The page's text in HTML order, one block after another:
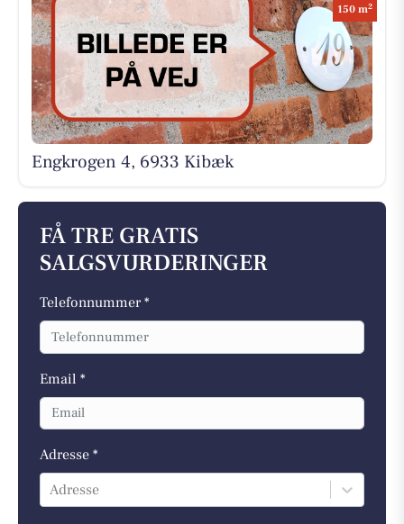
150 m2
Engkrogen 4, 6933 Kibæk
FÅ TRE GRATIS
SALGSVURDERINGER
Telefonnummer *
Email *
Adresse *
Adresse